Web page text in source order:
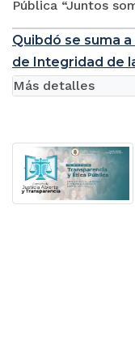
Pública “Juntos
Quibdó se suma
de Integridad de
Más detalles